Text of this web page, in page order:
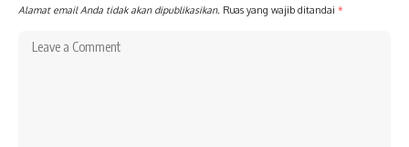
Alamat email Anda tidak akan dipublikasikan. Ruas yang wajib ditandai *